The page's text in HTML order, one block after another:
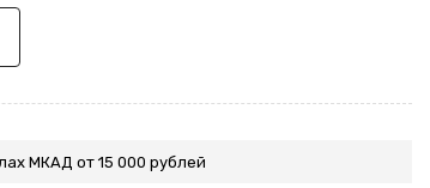
МКАД от 15 000 рублей